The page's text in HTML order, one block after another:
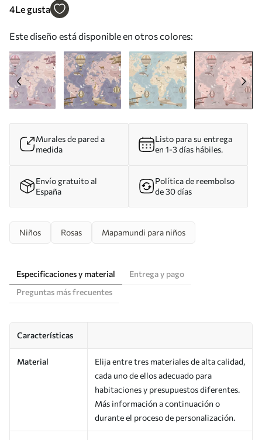
rosa Nr. u36066v6
4Le gusta
Este diseño está disponible en otros colores:
Murales de pared a
medida
Listo para su entrega
en 1-3 días hábiles.
Envío gratuito al
España
Política de reembolso
de 30 días
Niños Rosas Mapamundi para niños
Especificaciones y material
Entrega y pago
Preguntas más frecuentes
Características
Material
Elija entre tres materiales de alta calidad,
cada uno de ellos adecuado para
habitaciones y presupuestos diferentes.
Más información a continuación o
durante el proceso de personalización.